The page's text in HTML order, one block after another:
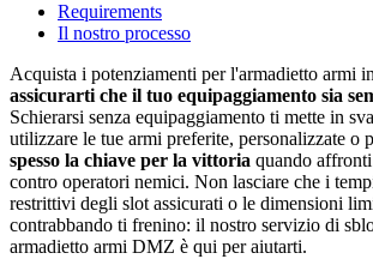
Requirements
Il nostro processo
Acquista i potenziamenti per l'armadietto armi
assicurarti che il tuo equipaggiamento sia
Schierarsi senza equipaggiamento ti mette in
utilizzare le tue armi preferite, personalizzate o
spesso la chiave per la vittoria quando
contro operatori nemici. Non lasciare che i
restrittivi degli slot assicurati o le dimensioni
contrabbando ti frenino: il nostro servizio di
armadietto armi DMZ è qui per aiutarti.